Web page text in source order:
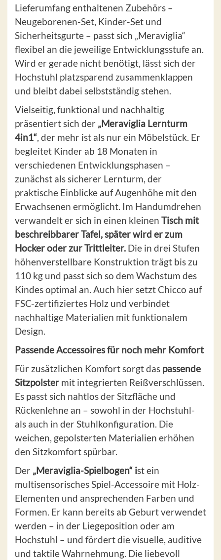
Lieferumfang enthaltenen Zubehörs –
Neugeborenen-Set, Kinder-Set und
Sicherheitsgurte – passt sich „Meraviglia“
flexibel an die jeweilige Entwicklungsstufe an.
Wird er gerade nicht benötigt, lässt sich der
Hochstuhl platzsparend zusammenklappen
und bleibt dabei selbstständig stehen.
Vielseitig, funktional und nachhaltig
präsentiert sich der „Meraviglia Lernturm
4in1“, der mehr ist als nur ein Möbelstück. Er
begleitet Kinder ab 18 Monaten in
verschiedenen Entwicklungsphasen –
zunächst als sicherer Lernturm, der
praktische Einblicke auf Augenhöhe mit den
Erwachsenen ermöglicht. Im Handumdrehen
verwandelt er sich in einen kleinen Tisch mit
beschreibbarer Tafel, später wird er zum
Hocker oder zur Trittleiter. Die in drei Stufen
höhenverstellbare Konstruktion trägt bis zu
110 kg und passt sich so dem Wachstum des
Kindes optimal an. Auch hier setzt Chicco auf
FSC-zertifiziertes Holz und verbindet
nachhaltige Materialien mit funktionalem
Design.
Passende Accessoires für noch mehr Komfort
Für zusätzlichen Komfort sorgt das passende
Sitzpolster mit integrierten Reißverschlüssen.
Es passt sich nahtlos der Sitzfläche und
Rückenlehne an – sowohl in der Hochstuhl-
als auch in der Stuhlkonfiguration. Die
weichen, gepolsterten Materialien erhöhen
den Sitzkomfort spürbar.
Der „Meraviglia-Spielbogen“ ist ein
multisensorisches Spiel-Accessoire mit Holz-
Elementen und ansprechenden Farben und
Formen. Er kann bereits ab Geburt verwendet
werden – in der Liegeposition oder am
Hochstuhl – und fördert die visuelle, auditive
und taktile Wahrnehmung. Die liebevoll